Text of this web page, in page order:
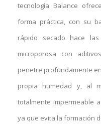
tecnología Balance
forma práctica, con su
rápido secado hace
microporosa con
penetre profundamente
propia humedad y, al
totalmente impermeable
ya que evita la formación